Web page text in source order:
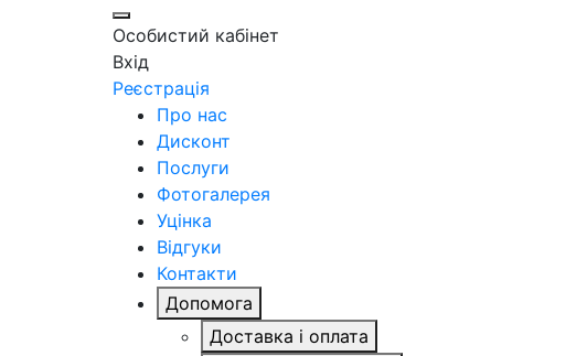
Особистий кабінет
Вхід
Реєстрація
Про нас
Дисконт
Послуги
Фотогалерея
Уцінка
Відгуки
Контакти
Допомога
Доставка і оплата